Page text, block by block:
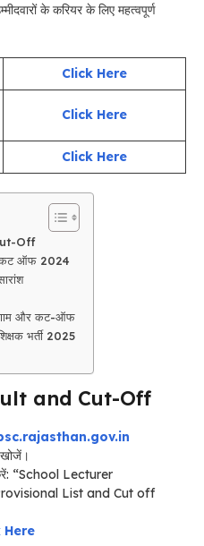
के करियर के लिए महत्वपूर्ण
Click Here
Click Here
Click Here
Off
कट ऑफ 2024
और कट-ऑफ
भर्ती 2025
and Cut-Off
“School Lecturer
List and Cut off
Here